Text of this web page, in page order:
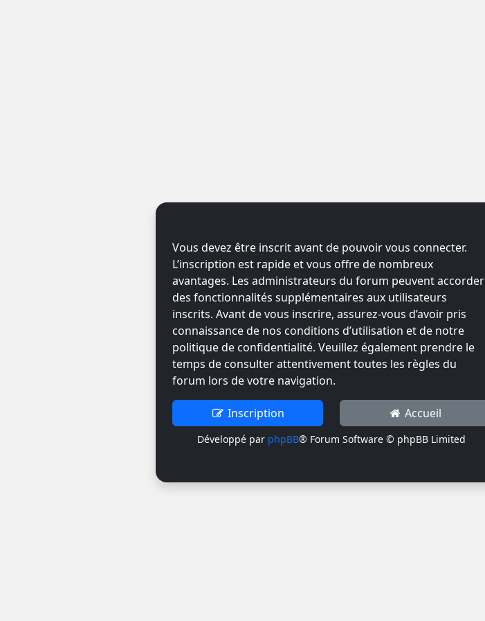
Vous devez être inscrit avant de pouvoir vous connecter.
L’inscription est rapide et vous offre de nombreux
avantages. Les administrateurs du forum peuvent accorder
des fonctionnalités supplémentaires aux utilisateurs
inscrits. Avant de vous inscrire, assurez-vous d’avoir pris
connaissance de nos conditions d’utilisation et de notre
politique de confidentialité. Veuillez également prendre le
temps de consulter attentivement toutes les règles du
forum lors de votre navigation.
Inscription Accueil
Développé par phpBB® Forum Software © phpBB Limited